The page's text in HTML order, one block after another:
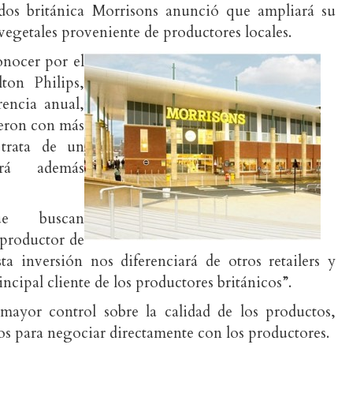
británica Morrisons anunció que ampliará su
proveniente de productores locales.
por el
Philips,
anual,
con más
de un
además
buscan
de
inversión nos diferenciará de otros retailers y
cliente de los productores británicos”.
control sobre la calidad de los productos,
para negociar directamente con los productores.